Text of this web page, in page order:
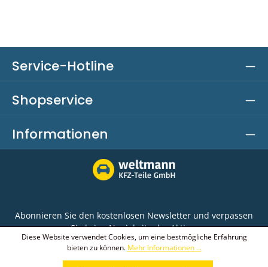
Service-Hotline
Shopservice
Informationen
Abonnieren Sie den kostenlosen Newsletter und verpassen
Sie keine Neuigkeit oder Aktion.
E-Mail-Adresse*
Diese Website verwendet Cookies, um eine bestmögliche Erfahrung
bieten zu können. Mehr Informationen ...